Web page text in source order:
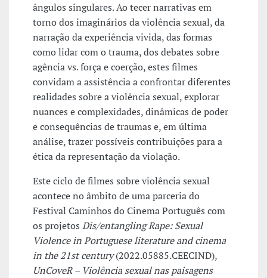
ângulos singulares. Ao tecer narrativas em
torno dos imaginários da violência sexual, da
narração da experiência vivida, das formas
como lidar com o trauma, dos debates sobre
agência vs. força e coerção, estes filmes
convidam a assistência a confrontar diferentes
realidades sobre a violência sexual, explorar
nuances e complexidades, dinâmicas de poder
e consequências de traumas e, em última
análise, trazer possíveis contribuições para a
ética da representação da violação.
Este ciclo de filmes sobre violência sexual
acontece no âmbito de uma parceria do
Festival Caminhos do Cinema Português com
os projetos Dis/entangling Rape: Sexual
Violence in Portuguese literature and cinema
in the 21st century(2022.05885.CEECIND),
UnCoveR – Violência sexual nas paisagens